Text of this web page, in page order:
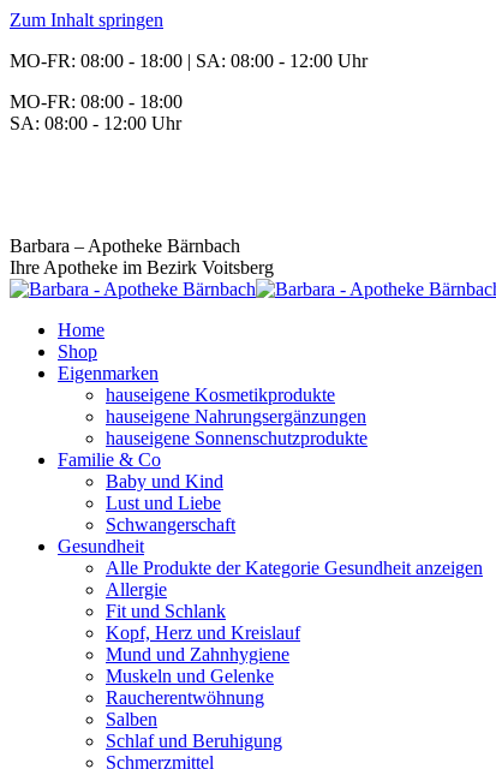
Zum Inhalt springen
MO-FR: 08:00 - 18:00 | SA: 08:00 - 12:00 Uhr
MO-FR: 08:00 - 18:00
SA: 08:00 - 12:00 Uhr
Barbara – Apotheke Bärnbach
Ihre Apotheke im Bezirk Voitsberg
Home
Shop
Eigenmarken
hauseigene Kosmetikprodukte
hauseigene Nahrungsergänzungen
hauseigene Sonnenschutzprodukte
Familie & Co
Baby und Kind
Lust und Liebe
Schwangerschaft
Gesundheit
Alle Produkte der Kategorie Gesundheit anzeigen
Allergie
Fit und Schlank
Kopf, Herz und Kreislauf
Mund und Zahnhygiene
Muskeln und Gelenke
Raucherentwöhnung
Salben
Schlaf und Beruhigung
Schmerzmittel